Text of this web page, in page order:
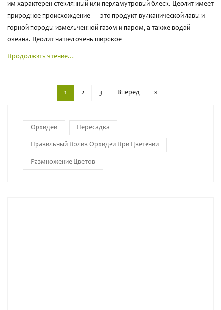
им характерен стеклянный или перламутровый блеск. Цеолит имеет
природное происхождение — это продукт вулканической лавы и
горной породы измельченной газом и паром, а также водой
океана. Цеолит нашел очень широкое
Продолжить чтение…
1 2 3 Вперед »
Орхидеи Пересадка
Правильный Полив Орхидеи При Цветении
Размножение Цветов